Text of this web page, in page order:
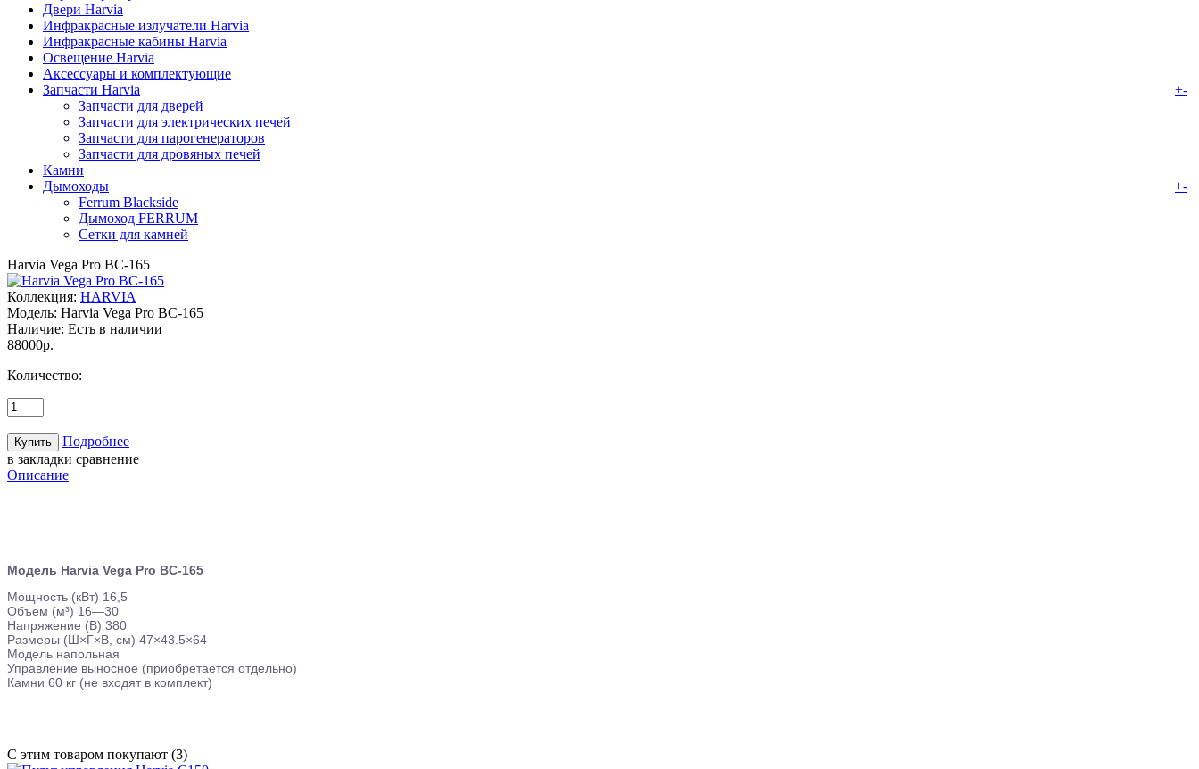
Двери Harvia
Инфракрасные излучатели Harvia
Инфракрасные кабины Harvia
Освещение Harvia
Аксессуары и комплектующие
Запчасти Harvia
+-
Запчасти для дверей
Запчасти для электрических печей
Запчасти для парогенераторов
Запчасти для дровяных печей
Камни
Дымоходы
+-
Ferrum Blackside
Дымоход FERRUM
Сетки для камней
Harvia Vega Pro BC-165
Коллекция: HARVIA
Модель: Harvia Vega Pro BC-165
Наличие: Есть в наличии
88000р.
Количество:
Подробнее
в закладки сравнение
Описание
Модель Harvia Vega Pro BC-165
Мощность (кВт) 16,5
Объем (м³) 16—30
Напряжение (В) 380
Размеры (Ш×Г×В, см) 47×43.5×64
Модель напольная
Управление выносное (приобретается отдельно)
Камни 60 кг (не входят в комплект)
С этим товаром покупают (3)